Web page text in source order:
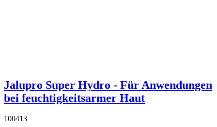
Jalupro Super Hydro - Für Anwendungen
bei feuchtigkeitsarmer Haut
100413